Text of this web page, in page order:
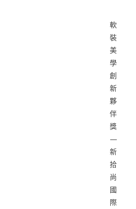
軟
裝
美
學
創
新
夥
伴
獎
—
新
拾
尚
國
際